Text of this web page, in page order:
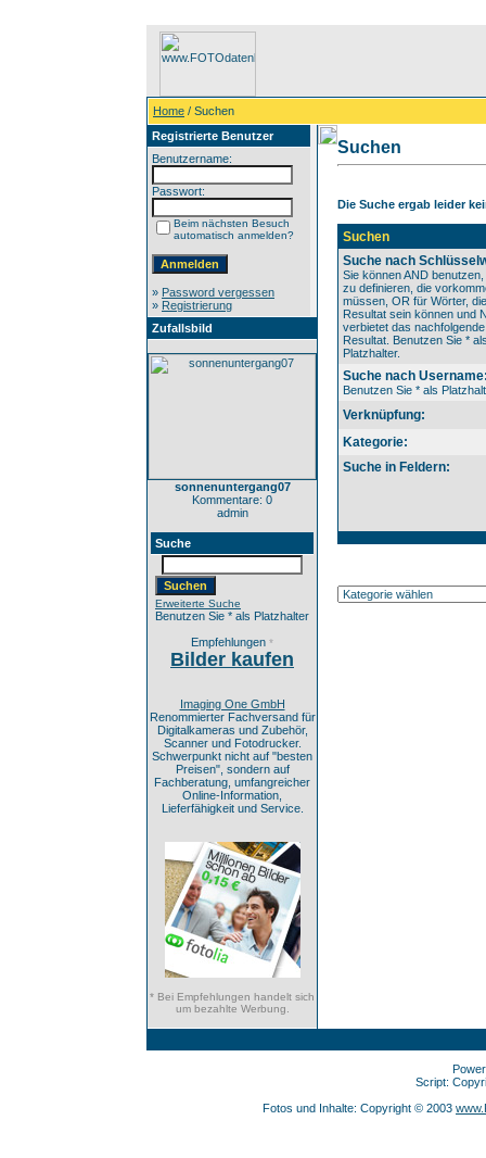
Home / Suchen
Registrierte Benutzer
Benutzername:
Passwort:
Beim nächsten Besuch
automatisch anmelden?
» Password vergessen
» Registrierung
Zufallsbild
sonnenuntergang07
Kommentare: 0
admin
Suche
Erweiterte Suche
Benutzen Sie * als Platzhalter
Empfehlungen *
Bilder kaufen
Imaging One GmbH
Renommierter Fachversand für
Digitalkameras und Zubehör,
Scanner und Fotodrucker.
Schwerpunkt nicht auf "besten
Preisen", sondern auf
Fachberatung, umfangreicher
Online-Information,
Lieferfähigkeit und Service.
* Bei Empfehlungen handelt sich
um bezahlte Werbung.
Suchen
Die Suche ergab leider
Suchen
Suche nach
Sie können AND
zu definieren, die
müssen, OR für Wörter,
Resultat sein können und
verbietet das
Resultat. Benutzen Sie *
Platzhalter.
Suche nach
Benutzen Sie * als
Verknüpfung:
Kategorie:
Suche in Feldern:
Script:
Fotos und Inhalte: Copyright © 2003